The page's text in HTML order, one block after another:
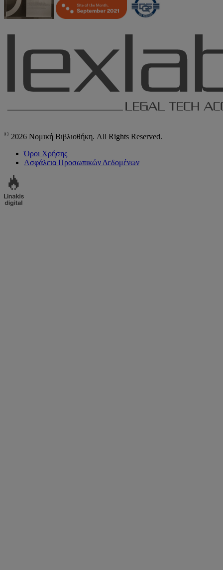
© 2026 Νομική Βιβλιοθήκη. All Rights Reserved.
Όροι Χρήσης
Ασφάλεια Προσωπικών Δεδομένων